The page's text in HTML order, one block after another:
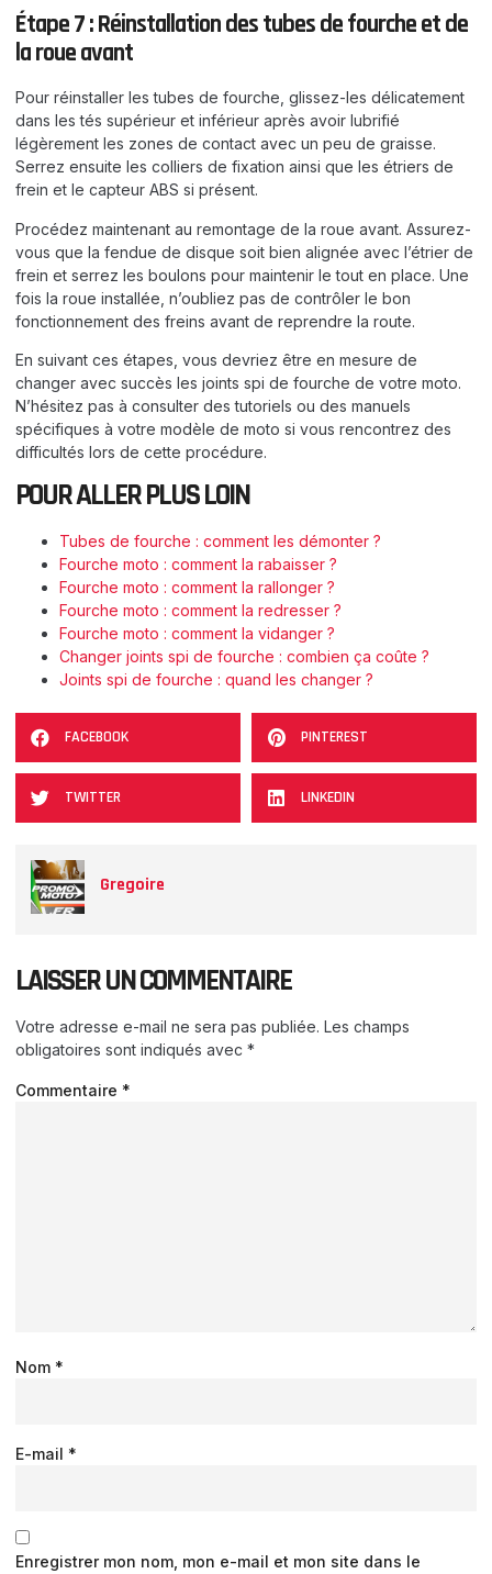
Étape 7 : Réinstallation des tubes de fourche et de
la roue avant
Pour réinstaller les tubes de fourche, glissez-les délicatement
dans les tés supérieur et inférieur après avoir lubrifié
légèrement les zones de contact avec un peu de graisse.
Serrez ensuite les colliers de fixation ainsi que les étriers de
frein et le capteur ABS si présent.
Procédez maintenant au remontage de la roue avant. Assurez-
vous que la fendue de disque soit bien alignée avec l’étrier de
frein et serrez les boulons pour maintenir le tout en place. Une
fois la roue installée, n’oubliez pas de contrôler le bon
fonctionnement des freins avant de reprendre la route.
En suivant ces étapes, vous devriez être en mesure de
changer avec succès les joints spi de fourche de votre moto.
N’hésitez pas à consulter des tutoriels ou des manuels
spécifiques à votre modèle de moto si vous rencontrez des
difficultés lors de cette procédure.
POUR ALLER PLUS LOIN
Tubes de fourche : comment les démonter ?
Fourche moto : comment la rabaisser ?
Fourche moto : comment la rallonger ?
Fourche moto : comment la redresser ?
Fourche moto : comment la vidanger ?
Changer joints spi de fourche : combien ça coûte ?
Joints spi de fourche : quand les changer ?
FACEBOOK PINTEREST
TWITTER LINKEDIN
Gregoire
LAISSER UN COMMENTAIRE
Votre adresse e-mail ne sera pas publiée. Les champs
obligatoires sont indiqués avec *
Commentaire *
Nom *
E-mail *
Enregistrer mon nom, mon e-mail et mon site dans le